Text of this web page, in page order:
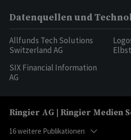
Datenquellen und
Allfunds Tech Solutions
Switzerland AG
SIX Financial Information
AG
Ringier AG | Ringier Medien
16weitere Publikationen